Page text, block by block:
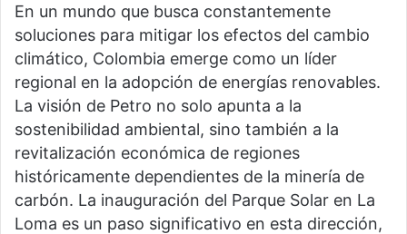
En un mundo que busca constantemente
soluciones para mitigar los efectos del cambio
climático, Colombia emerge como un líder
regional en la adopción de energías renovables.
La visión de Petro no solo apunta a la
sostenibilidad ambiental, sino también a la
revitalización económica de regiones
históricamente dependientes de la minería de
carbón. La inauguración del Parque Solar en La
Loma es un paso significativo en esta dirección,